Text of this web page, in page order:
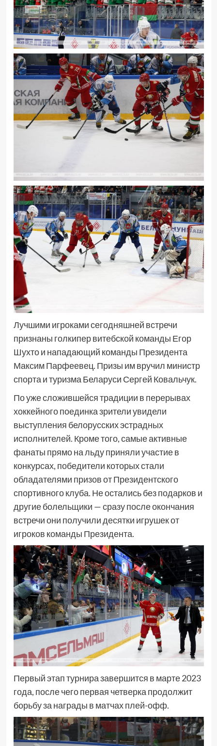
Лучшими игроками сегодняшней встречи
признаны голкипер витебской команды Егор
Шухто и нападающий команды Президента
Максим Парфеевец. Призы им вручил министр
спорта и туризма Беларуси Сергей Ковальчук.
По уже сложившейся традиции в перерывах
хоккейного поединка зрители увидели
выступления белорусских эстрадных
исполнителей. Кроме того, самые активные
фанаты прямо на льду приняли участие в
конкурсах, победители которых стали
обладателями призов от Президентского
спортивного клуба. Не остались без подарков и
другие болельщики — сразу после окончания
встречи они получили десятки игрушек от
игроков команды Президента.
Первый этап турнира завершится в марте 2023
года, после чего первая четверка продолжит
борьбу за награды в матчах плей-офф.